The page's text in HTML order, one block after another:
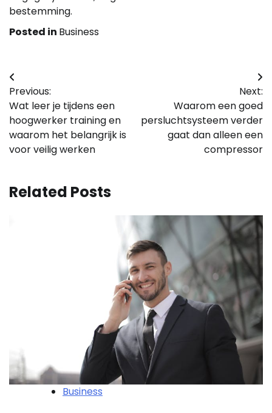
bestemming.
Posted in Business
Bericht
navigatie
Previous:
Wat leer je tijdens een
hoogwerker training en
waarom het belangrijk is
voor veilig werken
Next:
Waarom een goed
persluchtsysteem verder
gaat dan alleen een
compressor
Related Posts
Business